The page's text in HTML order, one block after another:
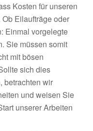
Kosten für unseren
Eilaufträge oder
Einmal vorgelegte
Sie müssen somit
mit bösen
sich dies
betrachten wir
und weisen Sie
unserer Arbeiten